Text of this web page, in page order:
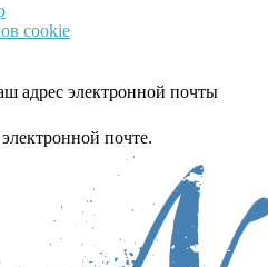
cookie
адрес электронной почты
почте.